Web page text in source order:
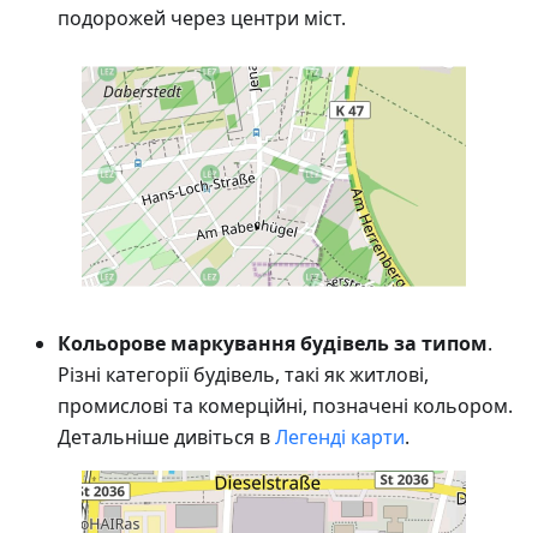
подорожей через центри міст.
Кольорове маркування будівель за типом.
Різні категорії будівель, такі як житлові,
промислові та комерційні, позначені кольором.
Детальніше дивіться вЛегенді карти.